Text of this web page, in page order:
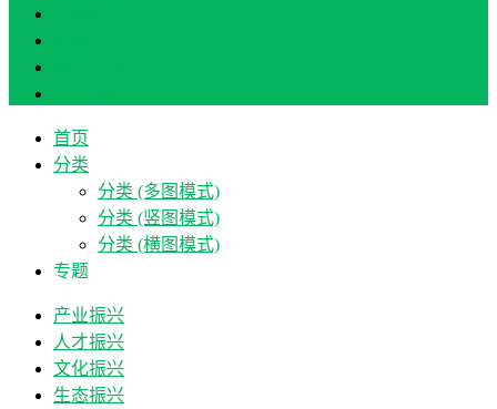
首页
分类
分类 (多图模式)
分类 (竖图模式)
分类 (横图模式)
专题
产业振兴
人才振兴
文化振兴
生态振兴